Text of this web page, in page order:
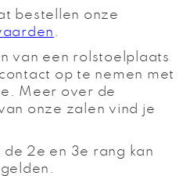
bestellen onze
van een rolstoelplaats
op te nemen met
Meer over de
onze zalen vind je
2e en 3e rang kan